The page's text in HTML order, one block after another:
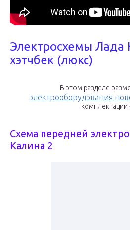
Электросхемы Лада
хэтчбек (люкс)
В этом разделе
электрооборудования
комплектации
Схема передней
Калина 2